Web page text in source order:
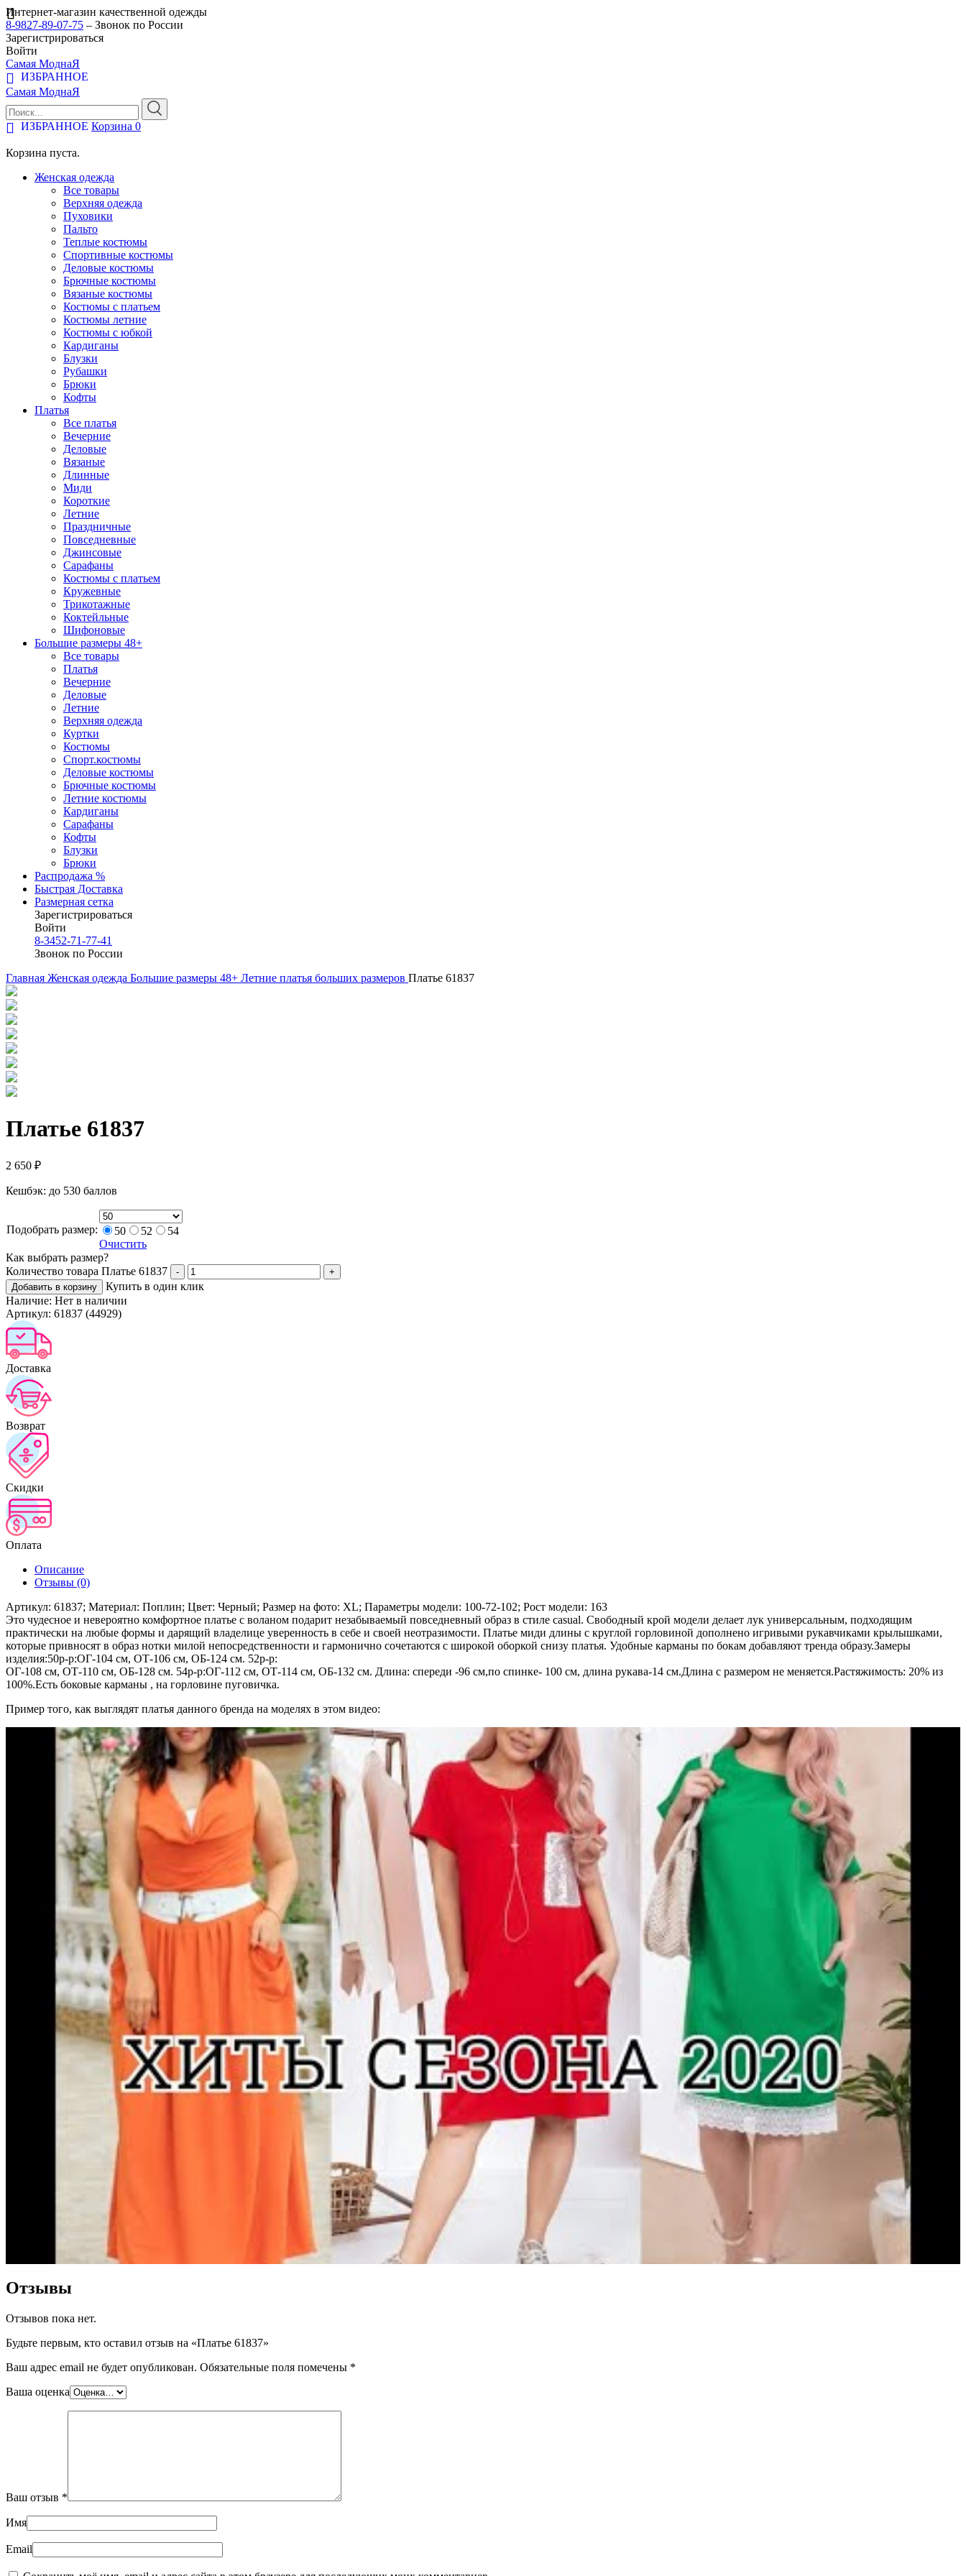
Интернет-магазин качественной одежды
8-9827-89-07-75 – Звонок по России
Зарегистрироваться
Войти
Самая МоднаЯ
ИЗБРАННОЕ
Самая МоднаЯ
ИЗБРАННОЕ Корзина 0
Корзина пуста.
Женская одежда
Все товары
Верхняя одежда
Пуховики
Пальто
Теплые костюмы
Спортивные костюмы
Деловые костюмы
Брючные костюмы
Вязаные костюмы
Костюмы с платьем
Костюмы летние
Костюмы с юбкой
Кардиганы
Блузки
Рубашки
Брюки
Кофты
Платья
Все платья
Вечерние
Деловые
Вязаные
Длинные
Миди
Короткие
Летние
Праздничные
Повседневные
Джинсовые
Сарафаны
Костюмы с платьем
Кружевные
Трикотажные
Коктейльные
Шифоновые
Большие размеры 48+
Все товары
Платья
Вечерние
Деловые
Летние
Верхняя одежда
Куртки
Костюмы
Спорт.костюмы
Деловые костюмы
Брючные костюмы
Летние костюмы
Кардиганы
Сарафаны
Кофты
Блузки
Брюки
Распродажа %
Быстрая Доставка
Размерная сетка
Зарегистрироваться
Войти
8-3452-71-77-41
Звонок по России
Главная Женская одежда Большие размеры 48+ Летние платья больших размеров Платье 61837
Платье 61837
2 650 ₽
Кешбэк: до 530 баллов
Подобрать размер: 50 52
54
Очистить
Как выбрать размер?
Количество товара Платье 61837
-
+
Добавить в корзину
Купить в один клик
Наличие: Нет в наличии
Артикул: 61837 (44929)
Доставка
Возврат
Скидки
Оплата
Описание
Отзывы (0)
Артикул: 61837; Материал: Поплин; Цвет: Черный; Размер на фото: XL; Параметры модели: 100-72-102; Рост модели: 163
Это чудесное и невероятно комфортное платье с воланом подарит незабываемый повседневный образ в стиле casual. Свободный крой модели делает лук универсальным, подходящим
практически на любые формы и дарящий владелице уверенность в себе и своей неотразимости. Платье миди длины с круглой горловиной дополнено игривыми рукавчиками крылышками,
которые привносят в образ нотки милой непосредственности и гармонично сочетаются с широкой оборкой снизу платья. Удобные карманы по бокам добавляют тренда образу.Замеры
изделия:50р-р:ОГ-104 см, ОТ-106 см, ОБ-124 см. 52р-р:
ОГ-108 см, ОТ-110 см, ОБ-128 см. 54р-р:ОГ-112 см, ОТ-114 см, ОБ-132 см. Длина: спереди -96 см,по спинке- 100 см, длина рукава-14 см.Длина с размером не меняется.Растяжимость: 20% из
100%.Есть боковые карманы , на горловине пуговичка.
Пример того, как выглядят платья данного бренда на моделях в этом видео:
Отзывы
Отзывов пока нет.
Будьте первым, кто оставил отзыв на «Платье 61837»
Ваш адрес email не будет опубликован. Обязательные поля помечены *
Ваша оценка
Ваш отзыв *
Имя
Email